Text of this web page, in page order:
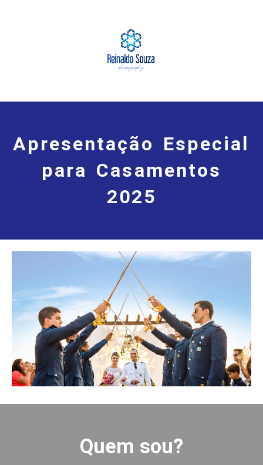
Apresentação Especial
para Casamentos
2025
Quem sou?